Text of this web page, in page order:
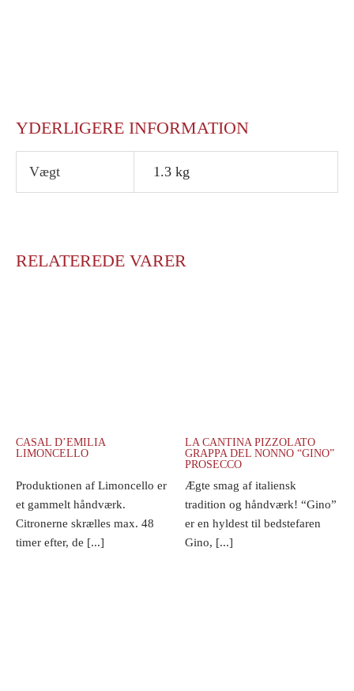
YDERLIGERE INFORMATION
Vægt 1.3 kg
RELATEREDE VARER
CASAL D’EMILIA
LIMONCELLO
Produktionen af Limoncello er
et gammelt håndværk.
Citronerne skrælles max. 48
timer efter, de [...]
LA CANTINA PIZZOLATO
GRAPPA DEL NONNO “GINO”
PROSECCO
Ægte smag af italiensk
tradition og håndværk! “Gino”
er en hyldest til bedstefaren
Gino, [...]